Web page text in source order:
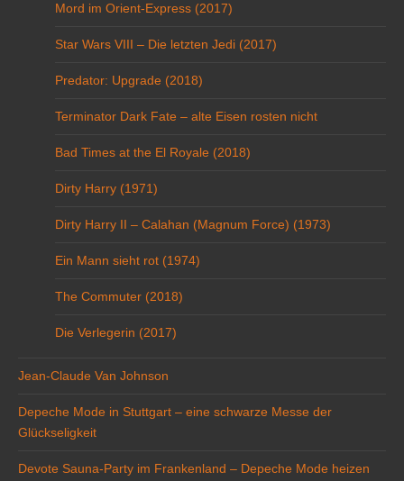
Mord im Orient-Express (2017)
Star Wars VIII – Die letzten Jedi (2017)
Predator: Upgrade (2018)
Terminator Dark Fate – alte Eisen rosten nicht
Bad Times at the El Royale (2018)
Dirty Harry (1971)
Dirty Harry II – Calahan (Magnum Force) (1973)
Ein Mann sieht rot (1974)
The Commuter (2018)
Die Verlegerin (2017)
Jean-Claude Van Johnson
Depeche Mode in Stuttgart – eine schwarze Messe der
Glückseligkeit
Devote Sauna-Party im Frankenland – Depeche Mode heizen